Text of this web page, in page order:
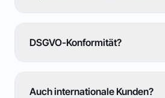
DSGVO-Konformität?
Auch internationale Kunden?